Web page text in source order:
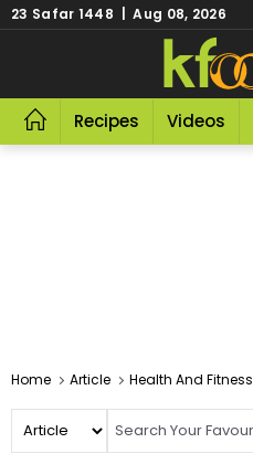
23 Safar 1448 | Aug 08, 2026
Recipes Videos
Home Article Health And Fitness